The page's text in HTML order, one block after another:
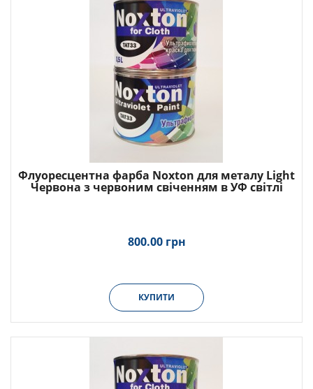
Флуоресцентна фарба Noxton для металу Light
Червона з червоним свіченням в УФ світлі
800.00 грн
КУПИТИ